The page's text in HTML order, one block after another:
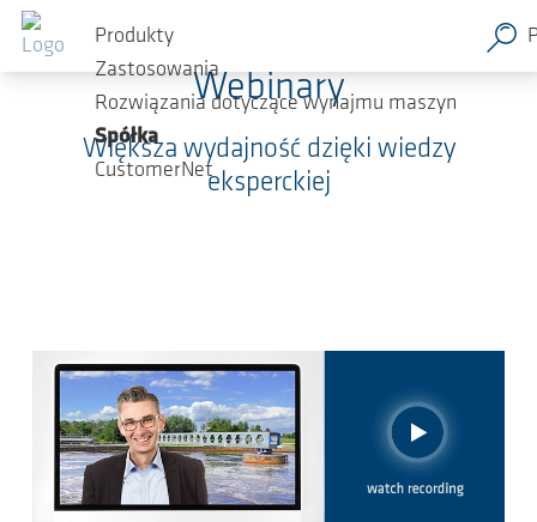
Przejdź do głównej zawartości
Produkty
Zastosowania
Rozwiązania dotyczące wynajmu maszyn
Spółka
CustomerNet
Webinary
Większa wydajność dzięki wiedzy
eksperckiej